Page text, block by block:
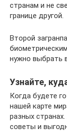
странам и не
границе другой.
Второй
нужно выбрать
Узнайте,
Когда будете
нашей карте
разных
советы и